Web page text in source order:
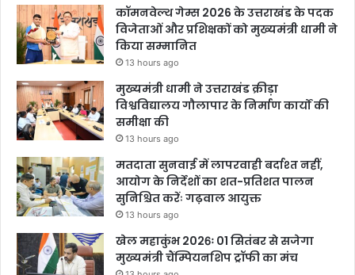
कॉमनवेल्थ गेम्स 2026 के उत्तराखंड के पदक
विजेताओं और प्रशिक्षकों को मुख्यमंत्री धामी ने
किया सम्मानित
13 hours ago
मुख्यमंत्री धामी ने उत्तराखंड क्रीड़ा
विश्वविद्यालय गौलापार के निर्माण कार्यों की
समीक्षा की
13 hours ago
मतदाता सुनवाई में लापरवाही बर्दाश्त नहीं,
आयोग के निर्देशों का शत-प्रतिशत पालन
सुनिश्चित करेंः गढ़वाल आयुक्त
13 hours ago
खेल महाकुंभ 2026ः 01 सितंबर से सजेगा
मुख्यमंत्री चैंम्पियनशिप ट्रॉफी का मंच